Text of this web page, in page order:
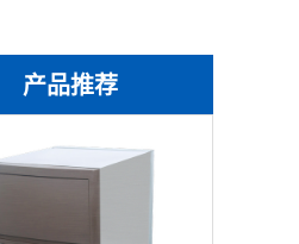
产品推荐